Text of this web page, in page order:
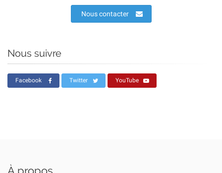
Nous contacter
Nous suivre
Facebook Twitter YouTube